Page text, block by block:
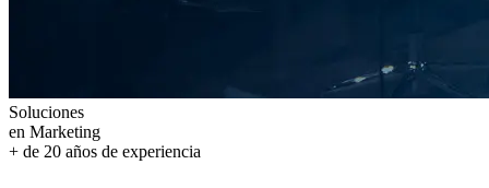
Soluciones
en Marketing
+ de 20 años de experiencia